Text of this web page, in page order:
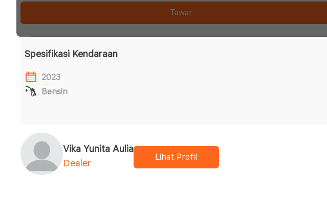
Tawar
Spesifikasi Kendaraan
2023
Bensin
Vika Yunita Aulia
Dealer
Lihat Profil